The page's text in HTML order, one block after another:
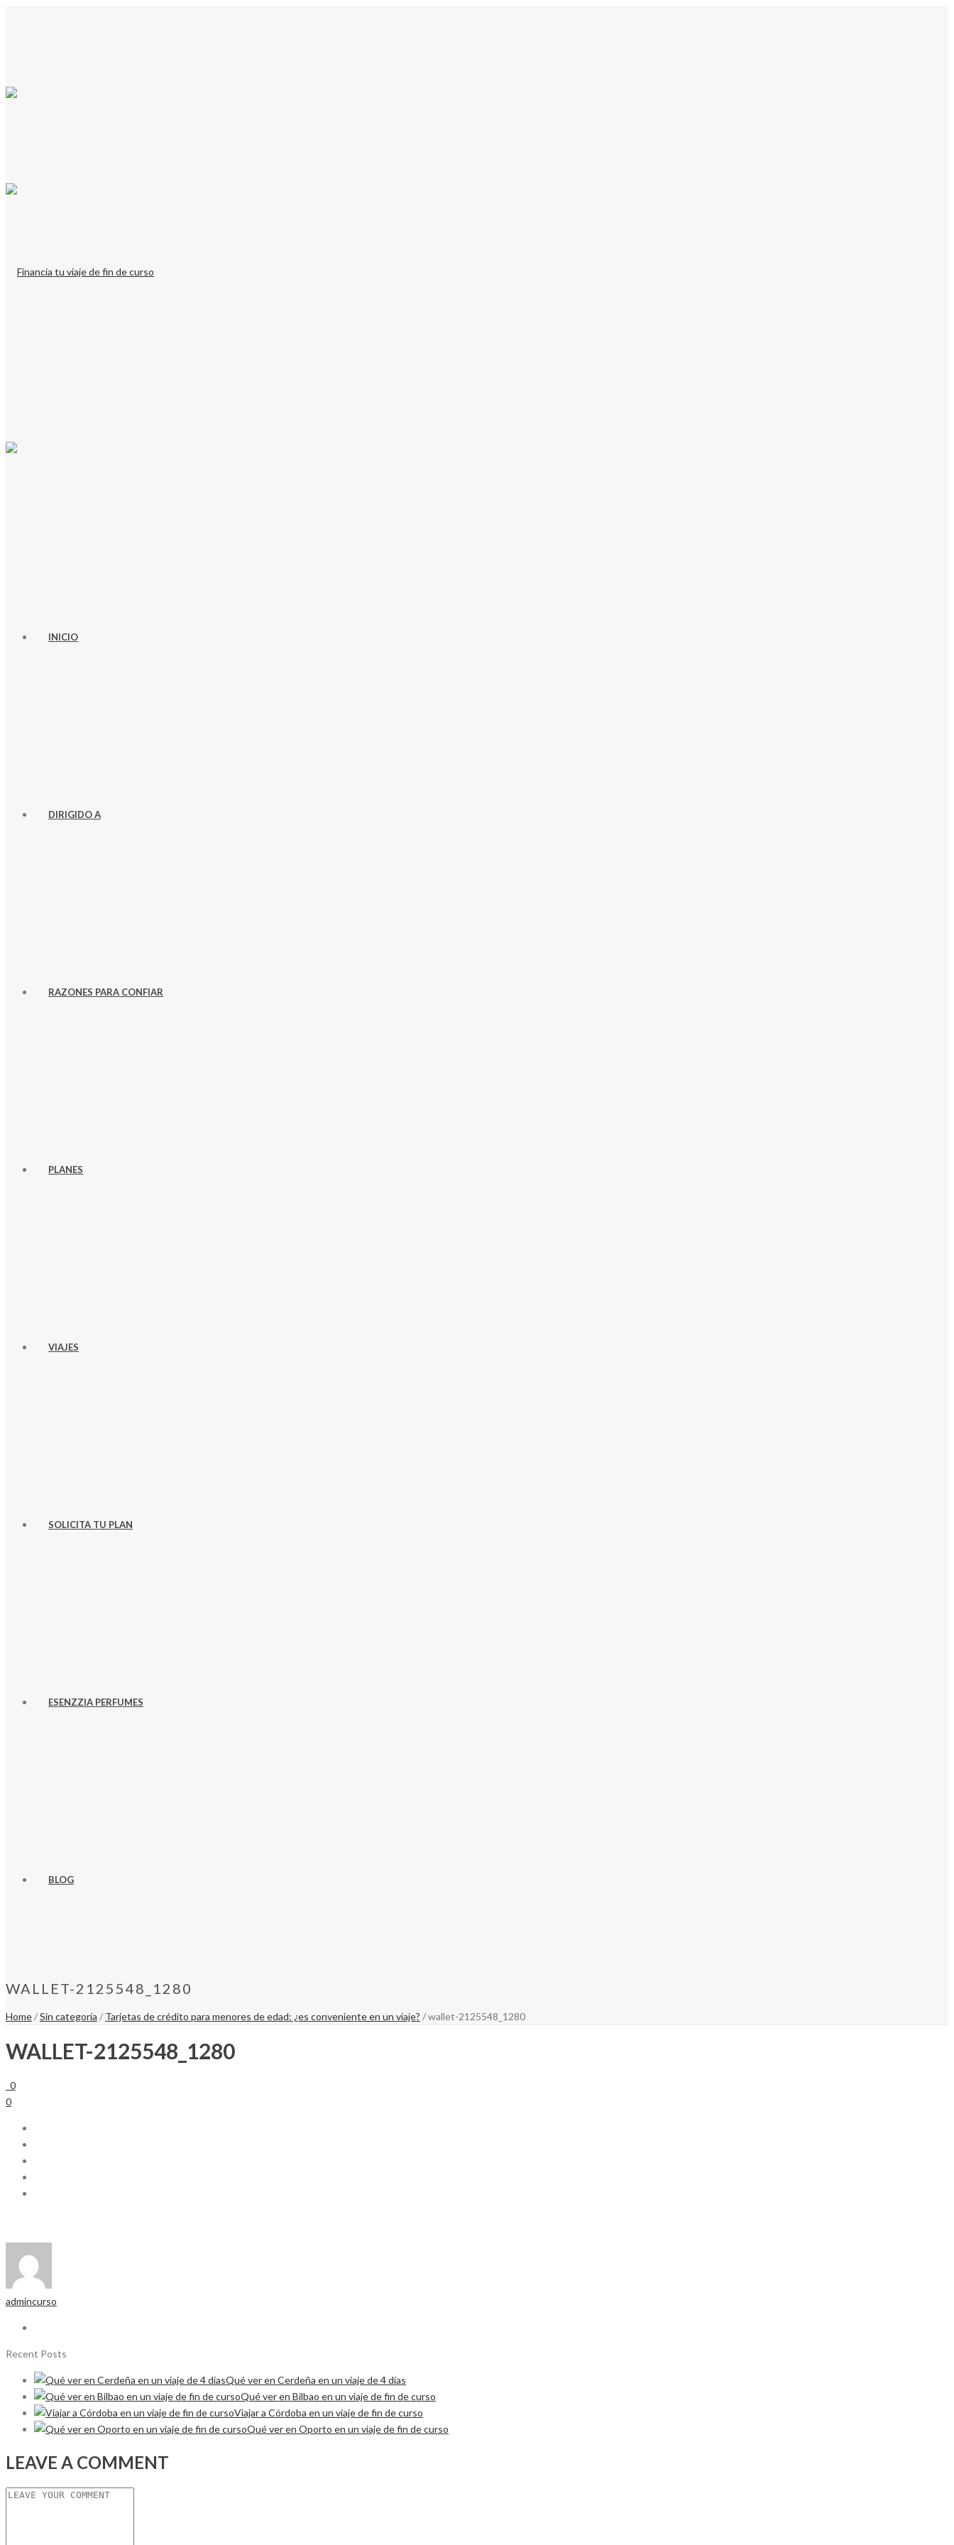
INICIO
DIRIGIDO A
RAZONES PARA CONFIAR
PLANES
VIAJES
SOLICITA TU PLAN
ESENZZIA PERFUMES
BLOG
WALLET-2125548_1280
Home/Sin categoría / Tarjetas de crédito para menores de edad: ¿es conveniente en un viaje? / wallet-2125548_1280
WALLET-2125548_1280
0
0
admincurso
Recent Posts
Qué ver en Cerdeña en un viaje de 4 días
Qué ver en Bilbao en un viaje de fin de curso
Viajar a Córdoba en un viaje de fin de curso
Qué ver en Oporto en un viaje de fin de curso
LEAVE A COMMENT